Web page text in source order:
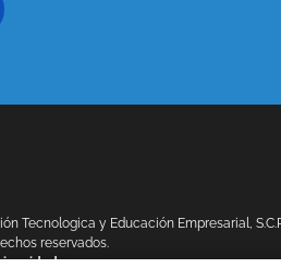
Tecnologica y Educación Empresarial,
reservados.